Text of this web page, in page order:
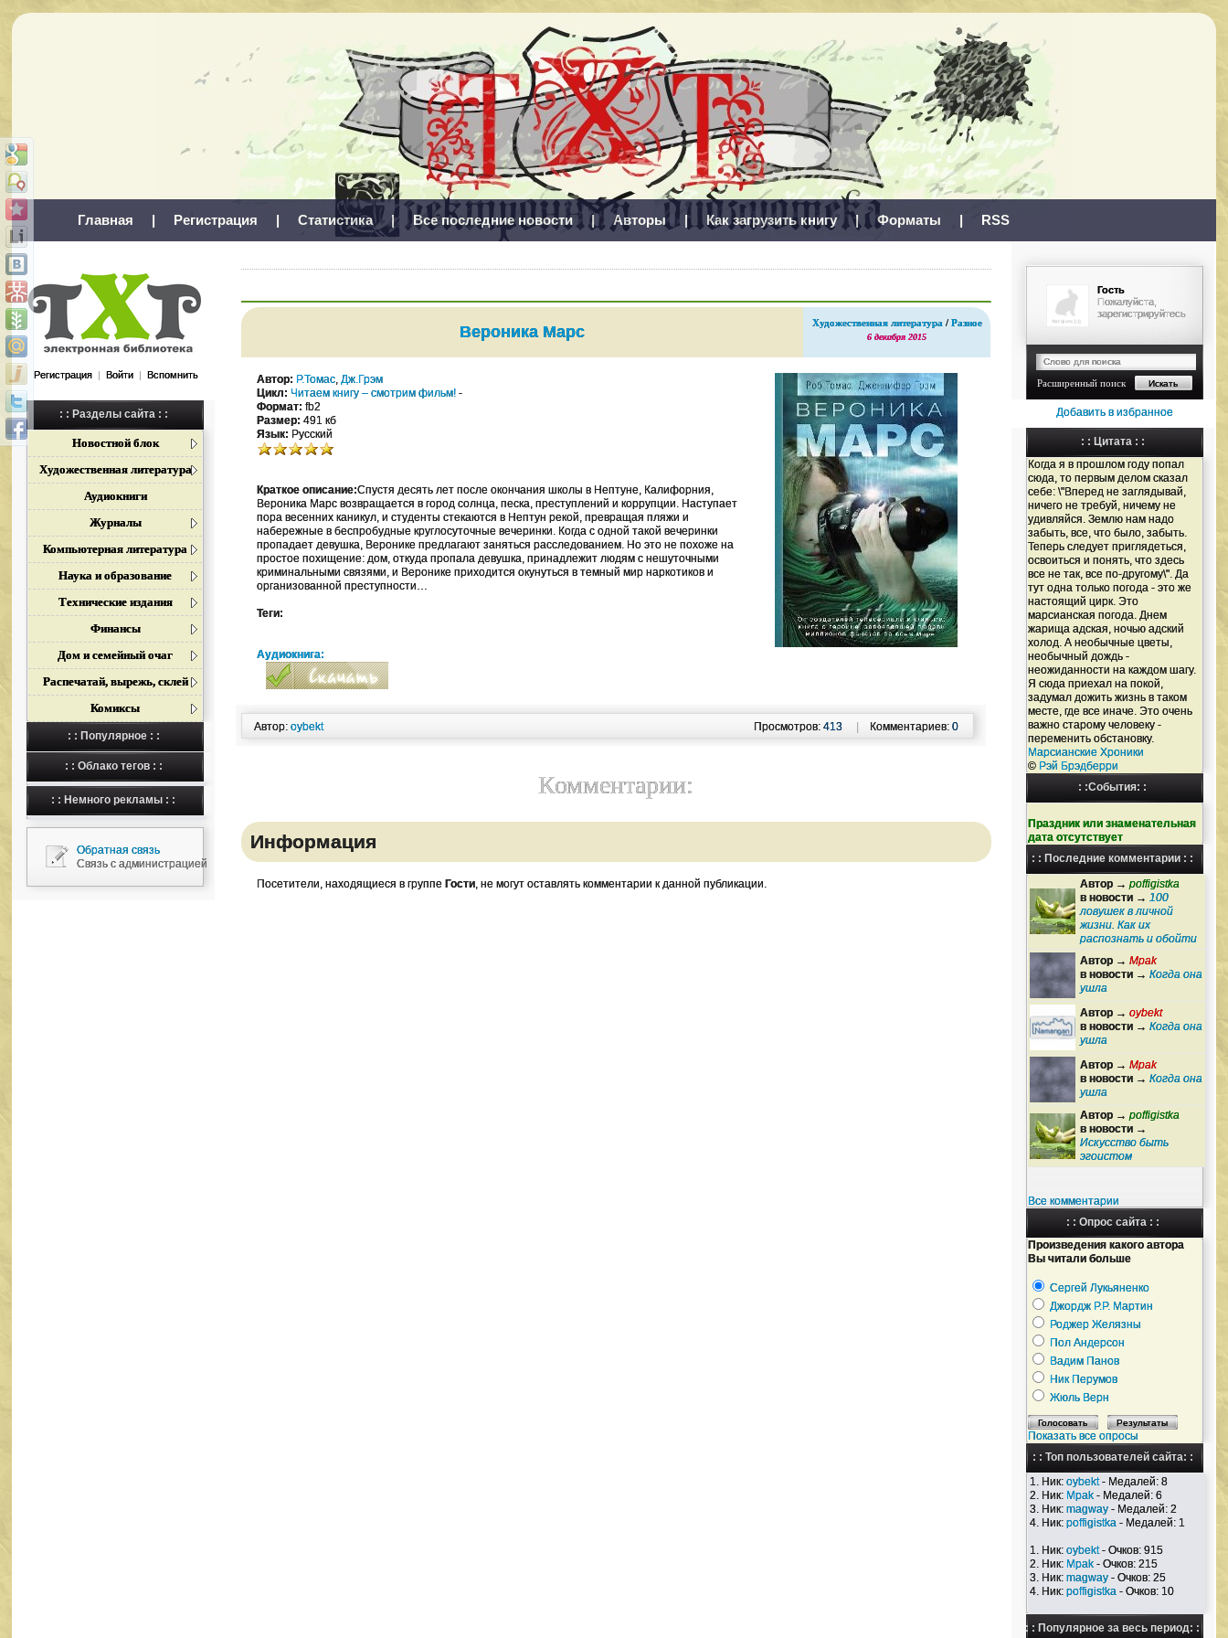
Главная | Регистрация | Статистика | Все последние новости | Авторы | Как загрузить книгу | Форматы | RSS
Регистрация | Войти | Вспомнить
: : Разделы сайта : :
Новостной блок
Художественная литература
Аудиокниги
Журналы
Компьютерная литература
Наука и образование
Технические издания
Финансы
Дом и семейный очаг
Распечатай, вырежь, склей
Комиксы
: : Популярное : :
: : Облако тегов : :
: : Немного рекламы : :
Обратная связь
Связь с администрацией
Гость
Пожалуйста,
зарегистрируйтесь
Расширенный поиск
Добавить в избранное
: : Цитата : :
Когда я в прошлом году попал
сюда, то первым делом сказал
себе: \"Вперед не заглядывай,
ничего не требуй, ничему не
удивляйся. Землю нам надо
забыть, все, что было, забыть.
Теперь следует приглядеться,
освоиться и понять, что здесь
все не так, все по-другому\". Да
тут одна только погода - это же
настоящий цирк. Это
марсианская погода. Днем
жарища адская, ночью адский
холод. А необычные цветы,
необычный дождь -
неожиданности на каждом шагу.
Я сюда приехал на покой,
задумал дожить жизнь в таком
месте, где все иначе. Это очень
важно старому человеку -
переменить обстановку.
Марсианские Хроники
© Рэй Брэдберри
: :События: :
Праздник или знаменательная
дата отсутствует
: : Последние комментарии : :
Автор → poffigistka
в новости → 100
ловушек в личной
жизни. Как их
распознать и обойти
Автор → Mpak
в новости → Когда она
ушла
Автор → oybekt
в новости → Когда она
ушла
Автор → Mpak
в новости → Когда она
ушла
Автор → poffigistka
в новости →
Искусство быть
эгоистом
Все комментарии
: : Опрос сайта : :
Произведения какого автора
Вы читали больше
Сергей Лукьяненко
Джордж Р.Р. Мартин
Роджер Желязны
Пол Андерсон
Вадим Панов
Ник Перумов
Жюль Верн
Показать все опросы
: : Топ пользователей сайта: :
1. Ник: oybekt- Медалей: 8
2. Ник: Mpak- Медалей: 6
3. Ник: magway- Медалей: 2
4. Ник: poffigistka- Медалей: 1
1. Ник: oybekt- Очков: 915
2. Ник: Mpak- Очков: 215
3. Ник: magway- Очков: 25
4. Ник: poffigistka- Очков: 10
: : Популярное за весь период: :
Вероника Марс Художественная литература / Разное
6 декабря 2015
Автор: Р.Томас,Дж.Грэм
Цикл: Читаем книгу – смотрим фильм! -
Формат: fb2
Размер: 491 кб
Язык: Русский
Краткое описание:Спустя десять лет после окончания школы в Нептуне, Калифорния,
Вероника Марс возвращается в город солнца, песка, преступлений и коррупции. Наступает
пора весенних каникул, и студенты стекаются в Нептун рекой, превращая пляжи и
набережные в беспробудные круглосуточные вечеринки. Когда с одной такой вечеринки
пропадает девушка, Веронике предлагают заняться расследованием. Но это не похоже на
простое похищение: дом, откуда пропала девушка, принадлежит людям с нешуточными
криминальными связями, и Веронике приходится окунуться в темный мир наркотиков и
организованной преступности…
Теги:
Аудиокнига:
Автор:oybekt Комментариев: 0
Просмотров: 413
Комментарии:
Информация
Посетители, находящиеся в группе Гости, не могут оставлять комментарии к данной публикации.